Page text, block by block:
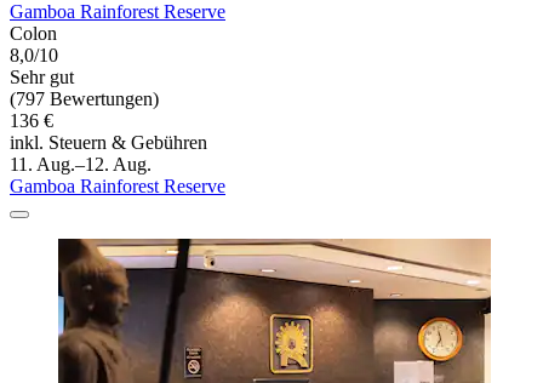
Gamboa Rainforest Reserve
Colon
8,0/10
Sehr gut
(797 Bewertungen)
136 €
inkl. Steuern & Gebühren
11. Aug.–12. Aug.
Gamboa Rainforest Reserve